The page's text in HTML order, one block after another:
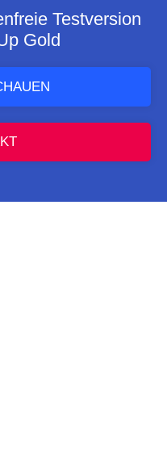
Testversion
Gold